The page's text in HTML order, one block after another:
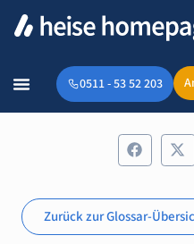
0511 - 53 52 203
Zurück zur Glossar-